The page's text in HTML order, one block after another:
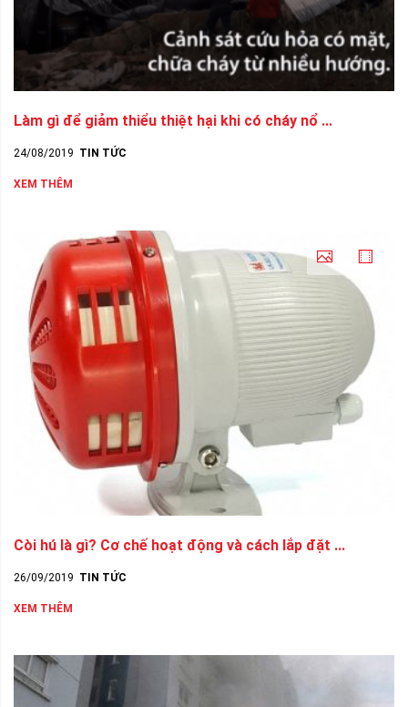
Làm gì để giảm thiểu thiệt hại khi có cháy nổ ...
24/08/2019 TIN TỨC
XEM THÊM
Còi hú là gì? Cơ chế hoạt động và cách lắp đặt ...
26/09/2019 TIN TỨC
XEM THÊM